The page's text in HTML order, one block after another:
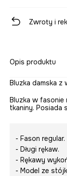
Zwroty i
Opis produktu
Bluzka damska
Bluzka w fasonie
tkaniny. Posiada
- Fason regular.
- Długi rękaw.
- Rękawy
- Model ze